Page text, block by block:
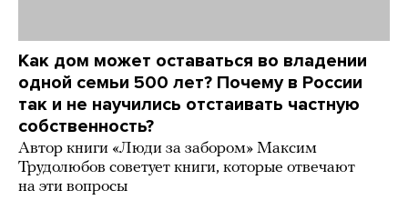
Как дом может оставаться во владении
одной семьи 500 лет? Почему в России
так и не научились отстаивать частную
собственность?
Автор книги «Люди за забором» Максим
Трудолюбов советует книги, которые отвечают
на эти вопросы